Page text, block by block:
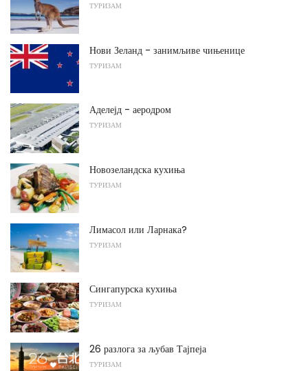
ТУРИЗАМ
Нови Зеланд - занимљиве чињенице
ТУРИЗАМ
Аделејд - аеродром
ТУРИЗАМ
Новозеландска кухиња
ТУРИЗАМ
Лимасол или Ларнака?
ТУРИЗАМ
Сингапурска кухиња
ТУРИЗАМ
26 разлога за љубав Тајпеја
ТУРИЗАМ